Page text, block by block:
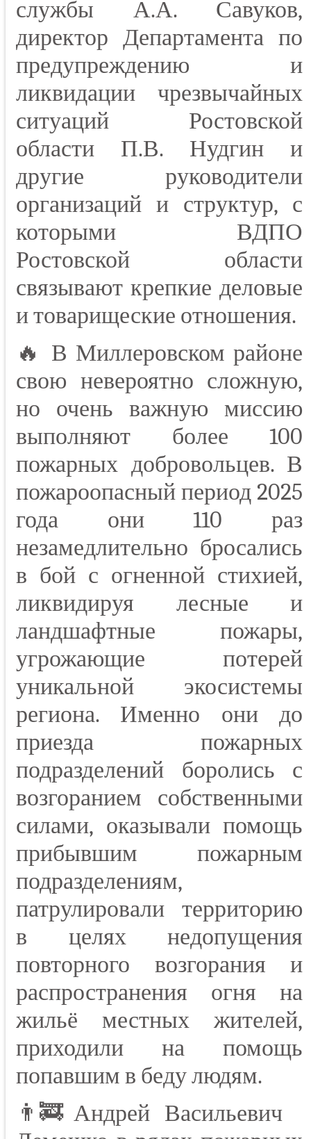
службы А.А. Савуков,
директор Департамента по
предупреждению и
ликвидации чрезвычайных
ситуаций Ростовской
области П.В. Нудгин и
другие руководители
организаций и структур, с
которыми ВДПО
Ростовской области
связывают крепкие деловые
и товарищеские отношения.
🔥 В Миллеровском районе
свою невероятно сложную,
но очень важную миссию
выполняют более 100
пожарных добровольцев. В
пожароопасный период 2025
года они 110 раз
незамедлительно бросались
в бой с огненной стихией,
ликвидируя лесные и
ландшафтные пожары,
угрожающие потерей
уникальной экосистемы
региона. Именно они до
приезда пожарных
подразделений боролись с
возгоранием собственными
силами, оказывали помощь
прибывшим пожарным
подразделениям,
патрулировали территорию
в целях недопущения
повторного возгорания и
распространения огня на
жильё местных жителей,
приходили на помощь
попавшим в беду людям.
👨‍🚒Андрей Васильевич